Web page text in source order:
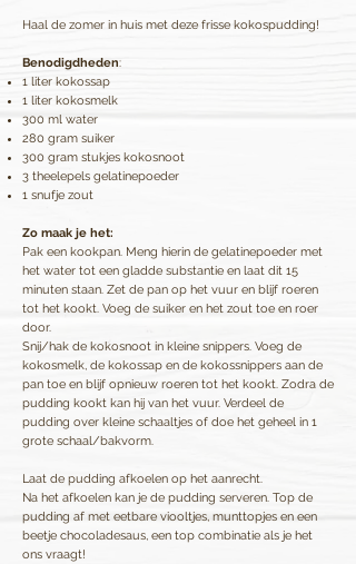
Haal de zomer in huis met deze frisse kokospudding!
Benodigdheden:
1 liter kokossap
1 liter kokosmelk
300 ml water
280 gram suiker
300 gram stukjes kokosnoot
3 theelepels gelatinepoeder
1 snufje zout
Zo maak je het:
Pak een kookpan. Meng hierin de gelatinepoeder met
het water tot een gladde substantie en laat dit 15
minuten staan. Zet de pan op het vuur en blijf roeren
tot het kookt. Voeg de suiker en het zout toe en roer
door.
Snij/hak de kokosnoot in kleine snippers. Voeg de
kokosmelk, de kokossap en de kokossnippers aan de
pan toe en blijf opnieuw roeren tot het kookt. Zodra de
pudding kookt kan hij van het vuur. Verdeel de
pudding over kleine schaaltjes of doe het geheel in 1
grote schaal/bakvorm.
Laat de pudding afkoelen op het aanrecht.
Na het afkoelen kan je de pudding serveren. Top de
pudding af met eetbare viooltjes, munttopjes en een
beetje chocoladesaus, een top combinatie als je het
ons vraagt!